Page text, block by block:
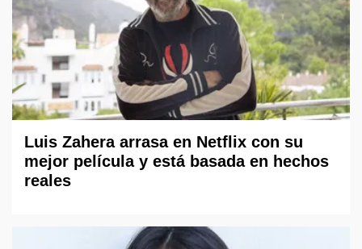
Luis Zahera arrasa en Netflix con su
mejor película y está basada en hechos
reales